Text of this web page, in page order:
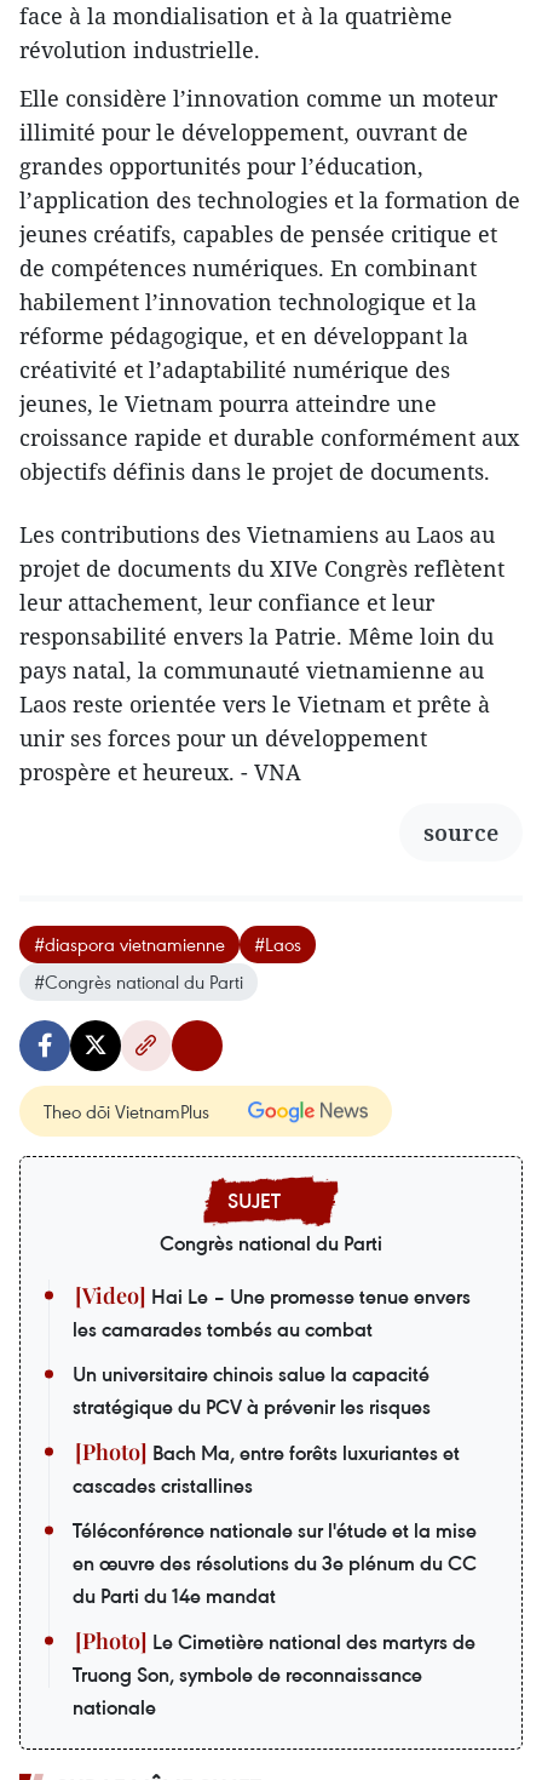
face à la mondialisation et à la quatrième
révolution industrielle.
Elle considère l’innovation comme un moteur
illimité pour le développement, ouvrant de
grandes opportunités pour l’éducation,
l’application des technologies et la formation de
jeunes créatifs, capables de pensée critique et
de compétences numériques. En combinant
habilement l’innovation technologique et la
réforme pédagogique, et en développant la
créativité et l’adaptabilité numérique des
jeunes, le Vietnam pourra atteindre une
croissance rapide et durable conformément aux
objectifs définis dans le projet de documents.
Les contributions des Vietnamiens au Laos au
projet de documents du XIVe Congrès reflètent
leur attachement, leur confiance et leur
responsabilité envers la Patrie. Même loin du
pays natal, la communauté vietnamienne au
Laos reste orientée vers le Vietnam et prête à
unir ses forces pour un développement
prospère et heureux. - VNA
source
#diaspora vietnamienne
#Laos
#Congrès national du Parti
Theo dõi VietnamPlus
Congrès national du Parti
Hai Le – Une promesse tenue envers
les camarades tombés au combat
Un universitaire chinois salue la capacité
stratégique du PCV à prévenir les risques
Bach Ma, entre forêts luxuriantes et
cascades cristallines
Téléconférence nationale sur l'étude et la mise
en œuvre des résolutions du 3e plénum du CC
du Parti du 14e mandat
Le Cimetière national des martyrs de
Truong Son, symbole de reconnaissance
nationale